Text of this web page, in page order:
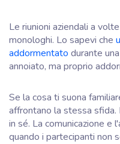
Le riunioni aziendali a
monologhi. Lo sapevi che
addormentato durante
annoiato, ma proprio
Se la cosa ti suona
affrontano la stessa sfida.
in sé. La comunicazione e
quando i partecipanti non